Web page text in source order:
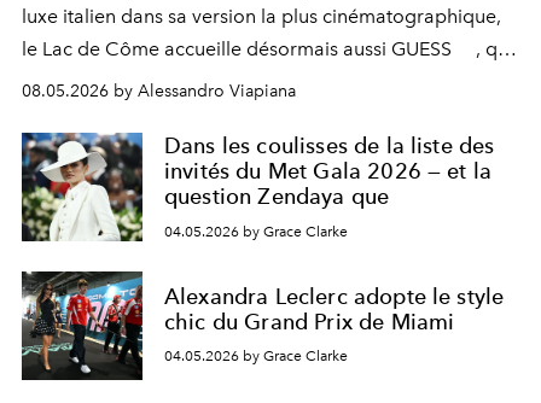
luxe italien dans sa version la plus cinématographique,
le Lac de Côme accueille désormais aussi GUESS
, qui
signe un takeover entre boutiques, hôtels, bateaux et
fragrances. L’une des opérations de style les plus
réussies de la saison.
08.05.2026 by Alessandro Viapiana
Dans les coulisses de la liste des
invités du Met Gala 2026 — et la
question Zendaya que
04.05.2026 by Grace Clarke
Alexandra Leclerc adopte le style
chic du Grand Prix de Miami
04.05.2026 by Grace Clarke